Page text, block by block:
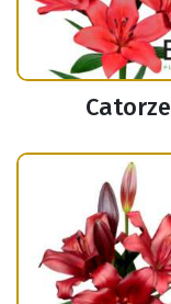
Catorze